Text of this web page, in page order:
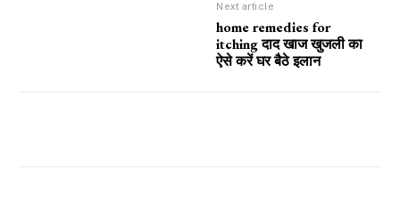
Next article
home remedies for
itching दाद खाज खुजली का
ऐसे करें घर बैठे इलान